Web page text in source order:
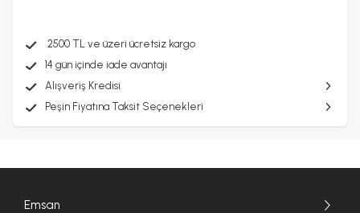
2500 TL ve üzeri ücretsiz kargo
14 gün içinde iade avantajı
Alışveriş Kredisi
Peşin Fiyatına Taksit Seçenekleri
Emsan